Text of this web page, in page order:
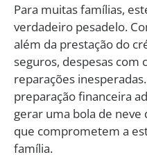
Para muitas famílias,
verdadeiro pesadelo.
além da prestação do
seguros, despesas com
reparações
preparação financeira
gerar uma bola de
que comprometem a
família.